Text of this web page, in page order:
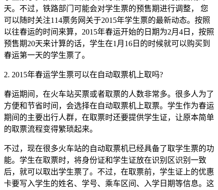
天。不过，铁路部门可能会对学生票的预售期进行调整， 您
可以随时关注114票务网关于2015年学生票的最新动态。按照
以往春运的时间来算，2015年春运开始的日期为2月4日，按照
预售期20天来计算的话，学生在1月16日的时候就可以购买到
春运第一天的学生票了。
2. 2015年春运学生票可以在自动取票机上取吗?
春运期间，在火车站买票或者取票的人数非常多。很多人为了
方便和节省时间，会选择在自动取票机上取票。学生作为春运
期间的主要出行人群，在取票时还要提供学生证，让原本简单
的取票流程变得繁琐起来。
不过，现在很多火车站的自动取票机已经具备了取学生票的功
能。学生在取票时，将身份证和学生证放在识别区识别一致
后，就可以取出学生票了。不过，在取票前，学生证上的优惠
卡要写入学生的姓名、学号、乘车区间、入学日期等信息。这